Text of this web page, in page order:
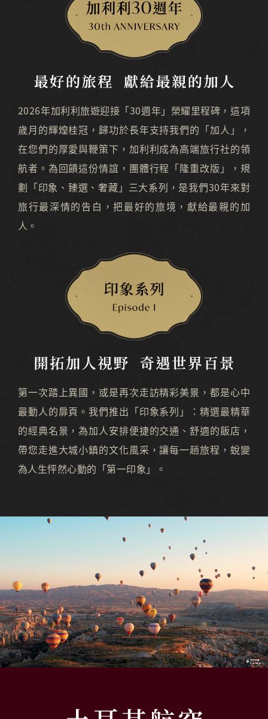
2026年加利利旅遊迎接「30週年」榮耀里程碑，這項
歲月的輝煌桂冠，歸功於長年支持我們的「加人」，
在您們的厚愛與鞭策下，加利利成為高端旅行社的領
航者。為回饋這份情誼，團體行程「隆重改版」，規
劃「印象、臻選、奢藏」三大系列，是我們30年來對
旅行最深情的告白，把最好的旅境，獻給最親的加
人。
第一次踏上異國，或是再次走訪精彩美景，都是心中
最動人的扉頁。我們推出「印象系列」：精選最精華
的經典名景，為加人安排便捷的交通、舒適的飯店，
帶您走進大城小鎮的文化風采，讓每一趟旅程，蛻變
為人生怦然心動的「第一印象」。